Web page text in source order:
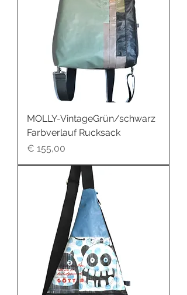
MOLLY-VintageGrün/schwarz
Farbverlauf Rucksack
Preis
€ 155,00